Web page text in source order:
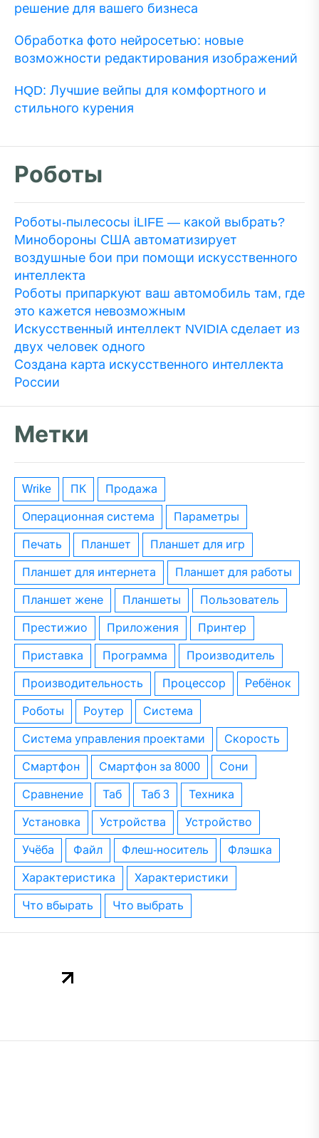
решение для вашего бизнеса
Обработка фото нейросетью: новые
возможности редактирования изображений
HQD: Лучшие вейпы для комфортного и
стильного курения
Роботы
Роботы-пылесосы iLIFE — какой выбрать?
Минобороны США автоматизирует
воздушные бои при помощи искусственного
интеллекта
Роботы припаркуют ваш автомобиль там, где
это кажется невозможным
Искусственный интеллект NVIDIA сделает из
двух человек одного
Создана карта искусственного интеллекта
России
Метки
wrike ПК Продажа
операционная система параметры
печать планшет планшет для игр
планшет для интернета планшет для работы
планшет жене планшеты пользователь
престижио приложения принтер
приставка программа производитель
производительность процессор ребёнок
роботы роутер система
система управления проектами скорость
смартфон смартфон за 8000 сони
сравнение таб таб 3 техника
установка устройства устройство
учёба файл флеш-носитель флэшка
характеристика характеристики
что вбырать что выбрать